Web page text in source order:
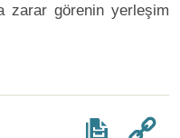
zarar görenin yerleşim